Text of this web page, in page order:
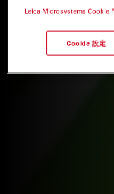
Leica Microsystems Cookie
Cookie 設定